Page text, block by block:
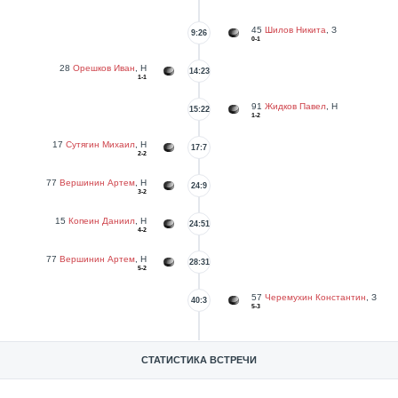
45 Шилов Никита, З
0-1
9:26
28 Орешков Иван, Н
1-1
14:23
91 Жидков Павел, Н
1-2
15:22
17 Сутягин Михаил, Н
2-2
17:7
77 Вершинин Артем, Н
3-2
24:9
15 Копеин Даниил, Н
4-2
24:51
77 Вершинин Артем, Н
5-2
28:31
57 Черемухин Константин, З
5-3
40:3
СТАТИСТИКА ВСТРЕЧИ